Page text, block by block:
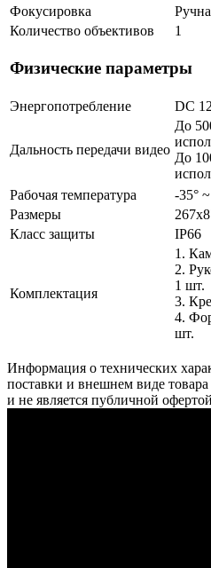
Фокусировка
Количество объективов
1
Физические параметры
Энергопотребление DC
Дальность передачи видео
До
До
Рабочая температура
-35°
Размеры
Класс защиты
IP66
Комплектация
1.
2.
1 шт.
3.
4.
шт.
Информация о технических
поставки и внешнем виде
и не является публичной